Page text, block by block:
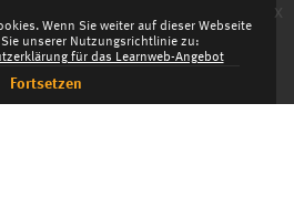
Wenn Sie weiter auf dieser Webseite
unserer Nutzungsrichtlinie zu:
für das Learnweb-Angebot
Fortsetzen
x